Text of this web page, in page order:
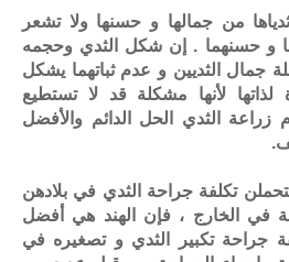
من جمالها و حسنها ولا تشعر
و حسنهما . إن شكل الثدي وحجمه
جمال الثديين و عدم ثباتهما يشكل
لذاتها لأنها مشكلة قد لا تستطيع
زراعة الثدي الحل الدائم والأفضل
يتحملن تكلفة جراحة الثدي في بلادهن
في الخارج ، فإن الهند هي أفضل
جراحة تكبير الثدي و تصغيره في